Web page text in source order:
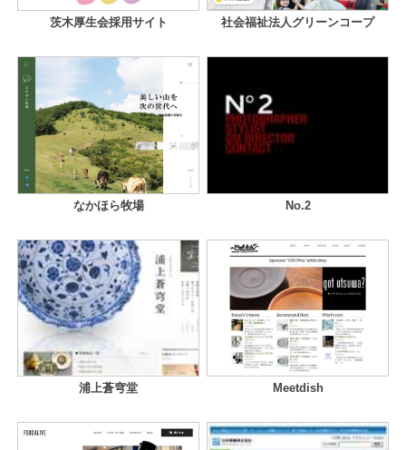
茨木厚生会採用サイト 社会福祉法人グリーンコープ
なかほら牧場 No.2
浦上蒼穹堂 Meetdish